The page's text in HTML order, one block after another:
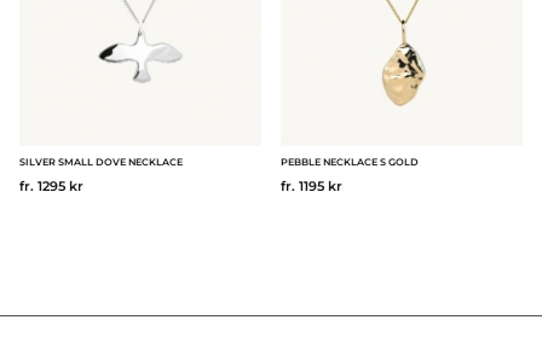
SILVER SMALL DOVE NECKLACE
fr. 1295 kr
PEBBLE NECKLACE S GOLD
fr. 1195 kr